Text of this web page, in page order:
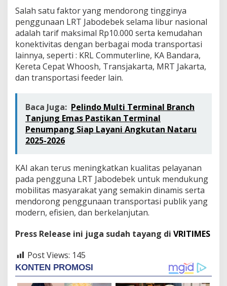
Salah satu faktor yang mendorong tingginya
penggunaan LRT Jabodebek selama libur nasional
adalah tarif maksimal Rp10.000 serta kemudahan
konektivitas dengan berbagai moda transportasi
lainnya, seperti : KRL Commuterline, KA Bandara,
Kereta Cepat Whoosh, Transjakarta, MRT Jakarta,
dan transportasi feeder lain.
Baca Juga: Pelindo Multi Terminal Branch
Tanjung Emas Pastikan Terminal
Penumpang Siap Layani Angkutan Nataru
2025-2026
KAI akan terus meningkatkan kualitas pelayanan
pada pengguna LRT Jabodebek untuk mendukung
mobilitas masyarakat yang semakin dinamis serta
mendorong penggunaan transportasi publik yang
modern, efisien, dan berkelanjutan.
Press Release ini juga sudah tayang di VRITIMES
Post Views: 145